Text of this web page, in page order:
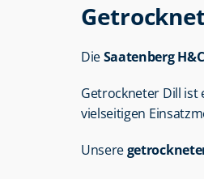
Die Saatenberg
Getrockneter Dill ist
vielseitigen
Unsere